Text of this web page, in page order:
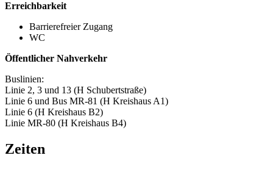
Erreichbarkeit
Barrierefreier Zugang
WC
Öffentlicher Nahverkehr
Buslinien:
Linie 2, 3 und 13 (H Schubertstraße)
Linie 6 und Bus MR-81 (H Kreishaus A1)
Linie 6 (H Kreishaus B2)
Linie MR-80 (H Kreishaus B4)
Zeiten